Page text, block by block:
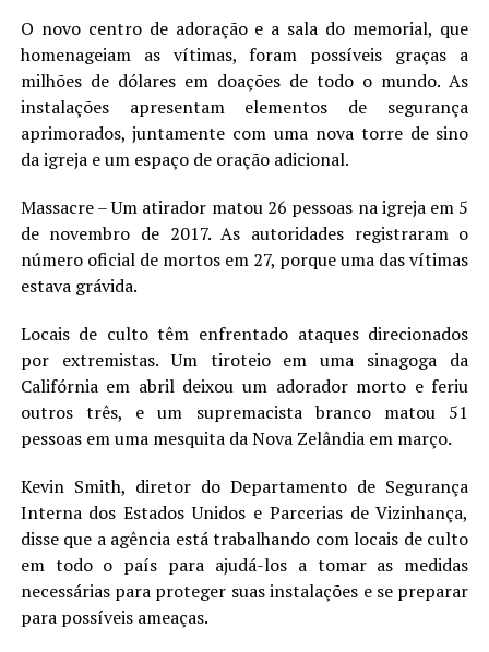
O novo centro de adoração e a sala do memorial, que
homenageiam as vítimas, foram possíveis graças a
milhões de dólares em doações de todo o mundo. As
instalações apresentam elementos de segurança
aprimorados, juntamente com uma nova torre de sino
da igreja e um espaço de oração adicional.
Massacre – Um atirador matou 26 pessoas na igreja em 5
de novembro de 2017. As autoridades registraram o
número oficial de mortos em 27, porque uma das vítimas
estava grávida.
Locais de culto têm enfrentado ataques direcionados
por extremistas. Um tiroteio em uma sinagoga da
Califórnia em abril deixou um adorador morto e feriu
outros três, e um supremacista branco matou 51
pessoas em uma mesquita da Nova Zelândia em março.
Kevin Smith, diretor do Departamento de Segurança
Interna dos Estados Unidos e Parcerias de Vizinhança,
disse que a agência está trabalhando com locais de culto
em todo o país para ajudá-los a tomar as medidas
necessárias para proteger suas instalações e se preparar
para possíveis ameaças.